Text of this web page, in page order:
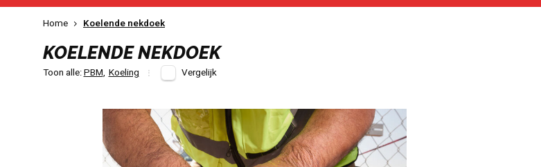
Home Koelende nekdoek
KOELENDE NEKDOEK
Toon alle:PBM, Koeling Vergelijk